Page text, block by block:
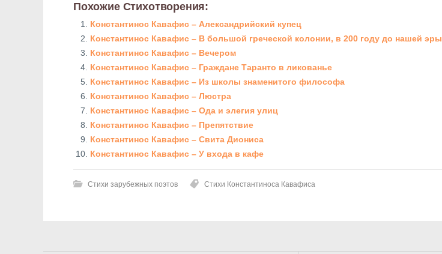
Похожие Стихотворения:
Константинос Кавафис – Александрийский купец
Константинос Кавафис – В большой греческой колонии, в 200 году до нашей эры
Константинос Кавафис – Вечером
Константинос Кавафис – Граждане Таранто в ликованье
Константинос Кавафис – Из школы знаменитого философа
Константинос Кавафис – Люстра
Константинос Кавафис – Ода и элегия улиц
Константинос Кавафис – Препятствие
Константинос Кавафис – Свита Диониса
Константинос Кавафис – У входа в кафе
Стихи зарубежных поэтов Стихи Константиноса Кавафиса